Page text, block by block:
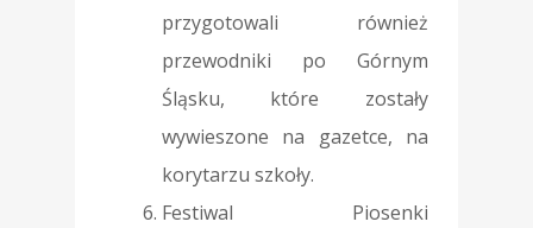
przygotowali również
przewodniki po Górnym
Śląsku, które zostały
wywieszone na gazetce, na
korytarzu szkoły.
Festiwal Piosenki